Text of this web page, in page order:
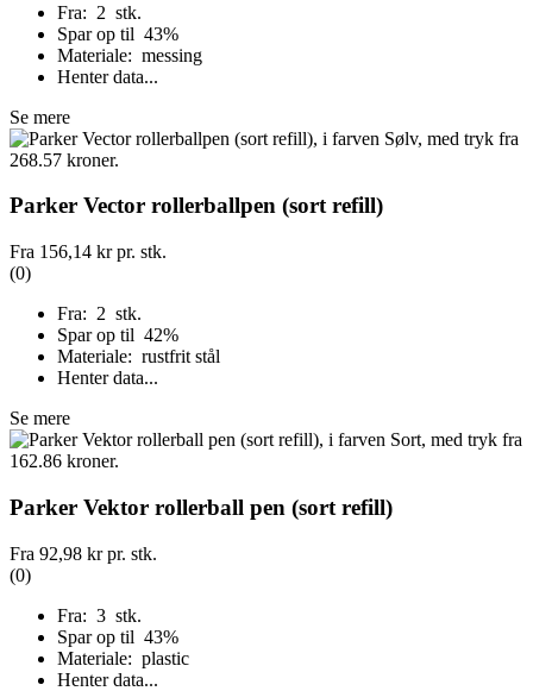
Fra: 2 stk.
Spar op til 43%
Materiale: messing
Henter data...
Se mere
Parker Vector rollerballpen (sort refill)
Fra 156,14 krpr. stk.
(0)
Fra: 2 stk.
Spar op til 42%
Materiale: rustfrit stål
Henter data...
Se mere
Parker Vektor rollerball pen (sort refill)
Fra 92,98 krpr. stk.
(0)
Fra: 3 stk.
Spar op til 43%
Materiale: plastic
Henter data...